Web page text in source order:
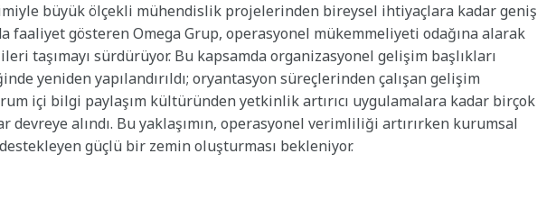
büyük ölçekli mühendislik projelerinden bireysel ihtiyaçlara kadar geniş
faaliyet gösteren Omega Grup, operasyonel mükemmeliyeti odağına alarak
taşımayı sürdürüyor. Bu kapsamda organizasyonel gelişim başlıkları
yeniden yapılandırıldı; oryantasyon süreçlerinden çalışan gelişim
içi bilgi paylaşım kültüründen yetkinlik artırıcı uygulamalara kadar birçok
devreye alındı. Bu yaklaşımın, operasyonel verimliliği artırırken kurumsal
güçlü bir zemin oluşturması bekleniyor.